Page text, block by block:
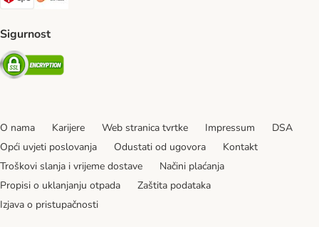
Sigurnost
Security
O nama Karijere Web stranica tvrtke Impressum
DSA
Opći uvjeti poslovanja
Odustati od ugovora
Kontakt
Troškovi slanja i vrijeme dostave
Načini plaćanja
Propisi o uklanjanju otpada
Zaštita podataka
Izjava o pristupačnosti